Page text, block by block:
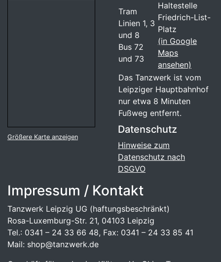
Größere Karte anzeigen
Tram
Linien 1, 3
und 8
Bus 72
und 73
Haltestelle
Friedrich-List-
Platz
(in Google
Maps
ansehen)
Das Tanzwerk ist vom
Leipziger Hauptbahnhof
nur etwa 8 Minuten
Fußweg entfernt.
Datenschutz
Hinweise zum
Datenschutz nach
DSGVO
Impressum / Kontakt
Tanzwerk Leipzig UG (haftungsbeschränkt)
Rosa-Luxemburg-Str. 21, 04103 Leipzig
Tel.: 0341 – 24 33 66 48, Fax: 0341 – 24 33 85 41
Mail: shop@tanzwerk.de